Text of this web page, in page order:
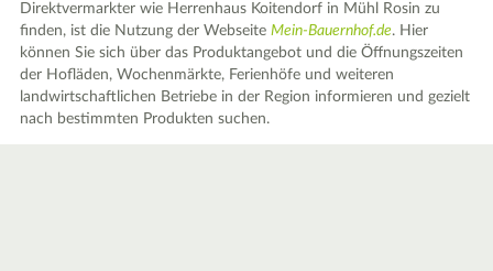
Direktvermarkter wie Herrenhaus Koitendorf in Mühl Rosin zu
finden, ist die Nutzung der WebseiteMein-Bauernhof.de. Hier
können Sie sich über das Produktangebot und die Öffnungszeiten
der Hofläden, Wochenmärkte, Ferienhöfe und weiteren
landwirtschaftlichen Betriebe in der Region informieren und gezielt
nach bestimmten Produkten suchen.